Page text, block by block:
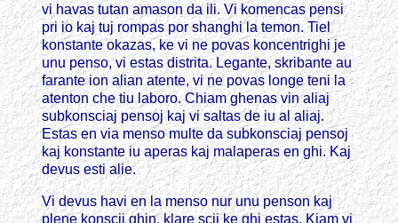
vi havas tutan amason da ili. Vi komencas pensi
pri io kaj tuj rompas por shanghi la temon. Tiel
konstante okazas, ke vi ne povas koncentrighi je
unu penso, vi estas distrita. Legante, skribante au
farante ion alian atente, vi ne povas longe teni la
atenton che tiu laboro. Chiam ghenas vin aliaj
subkonsciaj pensoj kaj vi saltas de iu al aliaj.
Estas en via menso multe da subkonsciaj pensoj
kaj konstante iu aperas kaj malaperas en ghi. Kaj
devus esti alie.
Vi devus havi en la menso nur unu penson kaj
plene konscii ghin, klare scii ke ghi estas. Kiam vi